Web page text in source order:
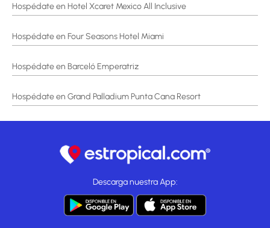
Hospédate en Hotel Xcaret Mexico All Inclusive
Hospédate en Four Seasons Hotel Miami
Hospédate en Barceló Emperatriz
Hospédate en Grand Palladium Punta Cana Resort
Descarga nuestra App: